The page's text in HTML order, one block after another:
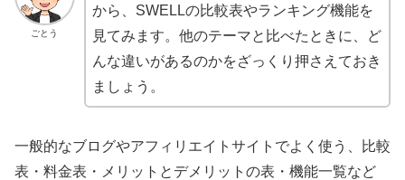
ごとう
から、SWELLの比較表やランキング機能を
見てみます。他のテーマと比べたときに、ど
んな違いがあるのかをざっくり押さえておき
ましょう。
一般的なブログやアフィリエイトサイトでよく使う、比較
表・料金表・メリットとデメリットの表・機能一覧など